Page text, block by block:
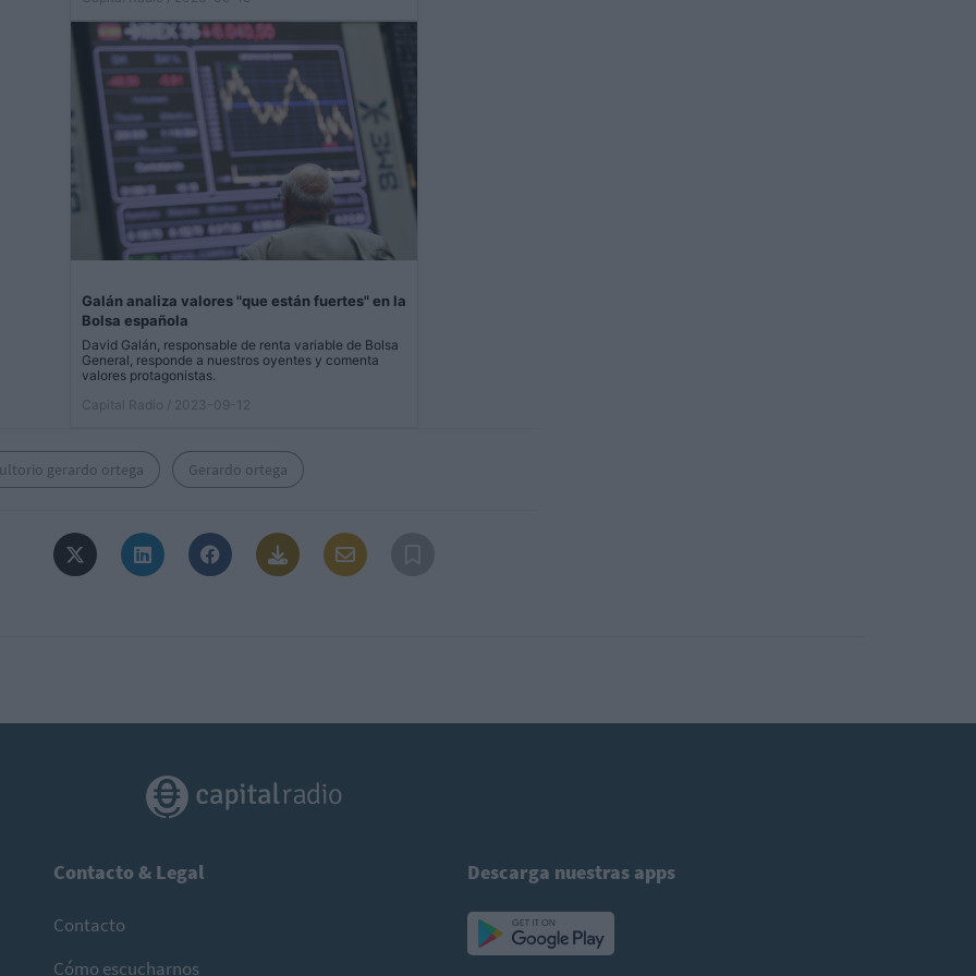
Galán analiza valores "que están fuertes" en la
Bolsa española
David Galán, responsable de renta variable de Bolsa
General, responde a nuestros oyentes y comenta
valores protagonistas.
Capital Radio
/ 2023-09-12
gerardo ortega Gerardo ortega
Contacto & Legal
Contacto
Cómo escucharnos
Descarga nuestras apps